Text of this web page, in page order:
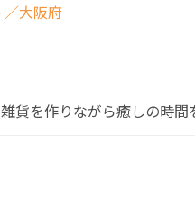
／大阪府
貨を作りながら癒しの時間